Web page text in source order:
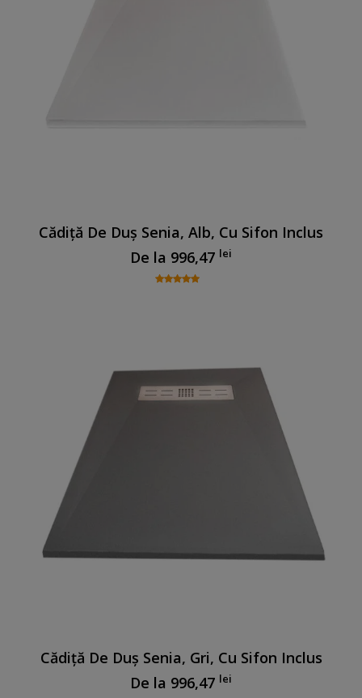
Cădiță De Duș Senia, Alb, Cu Sifon Inclus
De la 996,47 lei
Cădiță De Duș Senia, Gri, Cu Sifon Inclus
De la 996,47 lei